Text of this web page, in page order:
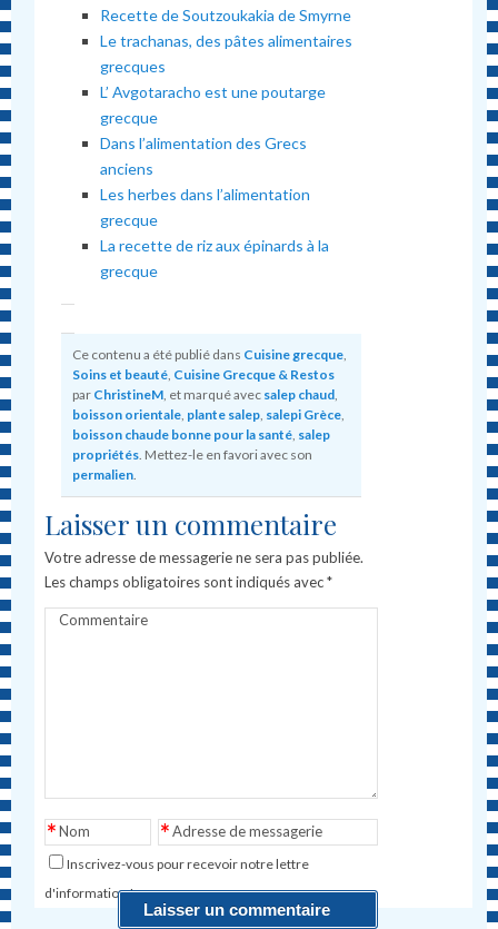
Recette de Soutzoukakia de Smyrne
Le trachanas, des pâtes alimentaires
grecques
L’ Avgotaracho est une poutarge
grecque
Dans l’alimentation des Grecs
anciens
Les herbes dans l’alimentation
grecque
La recette de riz aux épinards à la
grecque
Ce contenu a été publié dans Cuisine grecque,
Soins et beauté, Cuisine Grecque & Restos
par ChristineM, et marqué avec salep chaud,
boisson orientale, plante salep, salepi Grèce,
boisson chaude bonne pour la santé, salep
propriétés. Mettez-le en favori avec son
permalien.
Laisser un commentaire
Votre adresse de messagerie ne sera pas publiée.
Les champs obligatoires sont indiqués avec*
Commentaire
Nom
* Adresse de messagerie
*
Inscrivez-vous pour recevoir notre lettre
d'information !